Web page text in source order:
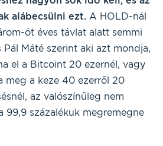
alábecsülni ezt. A HOLD-nál
öt éves távlat alatt semmi
Pál Máté szerint aki azt mondja,
el a Bitcoint 20 ezernél, vagy
meg a keze 40 ezerről 20
az valószínűleg nem
99,9 százalékuk megremegne